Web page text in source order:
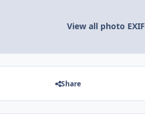
View all photo
Share